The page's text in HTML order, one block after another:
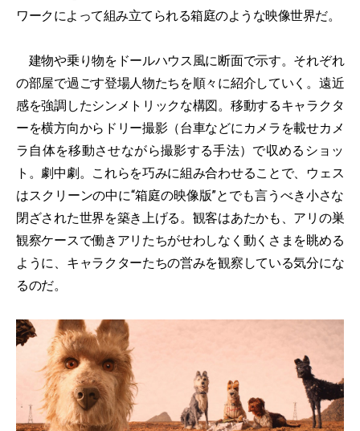
ワークによって組み立てられる箱庭のような映像世界だ。
建物や乗り物をドールハウス風に断面で示す。それぞれ
の部屋で過ごす登場人物たちを順々に紹介していく。遠近
感を強調したシンメトリックな構図。移動するキャラクタ
ーを横方向からドリー撮影（台車などにカメラを載せカメ
ラ自体を移動させながら撮影する手法）で収めるショッ
ト。劇中劇。これらを巧みに組み合わせることで、ウェス
はスクリーンの中に“箱庭の映像版”とでも言うべき小さな
閉ざされた世界を築き上げる。観客はあたかも、アリの巣
観察ケースで働きアリたちがせわしなく動くさまを眺める
ように、キャラクターたちの営みを観察している気分にな
るのだ。